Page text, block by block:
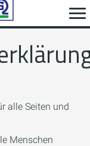
alle Seiten und
Menschen